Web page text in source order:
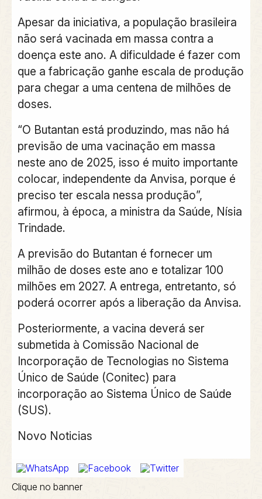
Apesar da iniciativa, a população brasileira
não será vacinada em massa contra a
doença este ano. A dificuldade é fazer com
que a fabricação ganhe escala de produção
para chegar a uma centena de milhões de
doses.
“O Butantan está produzindo, mas não há
previsão de uma vacinação em massa
neste ano de 2025, isso é muito importante
colocar, independente da Anvisa, porque é
preciso ter escala nessa produção”,
afirmou, à época, a ministra da Saúde, Nísia
Trindade.
A previsão do Butantan é fornecer um
milhão de doses este ano e totalizar 100
milhões em 2027. A entrega, entretanto, só
poderá ocorrer após a liberação da Anvisa.
Posteriormente, a vacina deverá ser
submetida à Comissão Nacional de
Incorporação de Tecnologias no Sistema
Único de Saúde (Conitec) para
incorporação ao Sistema Único de Saúde
(SUS).
Novo Noticias
Clique no banner